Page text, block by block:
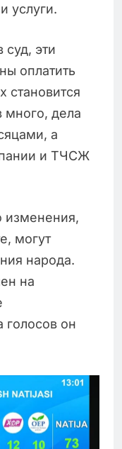
услуги.
суд, эти
оплатить
становится
много, дела
а
и ТЧСЖ
изменения,
могут
народа.
на
голосов он